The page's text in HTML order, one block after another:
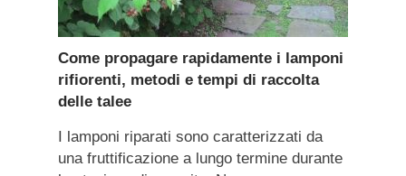
Come propagare rapidamente i lamponi
rifiorenti, metodi e tempi di raccolta
delle talee
I lamponi riparati sono caratterizzati da
una fruttificazione a lungo termine durante